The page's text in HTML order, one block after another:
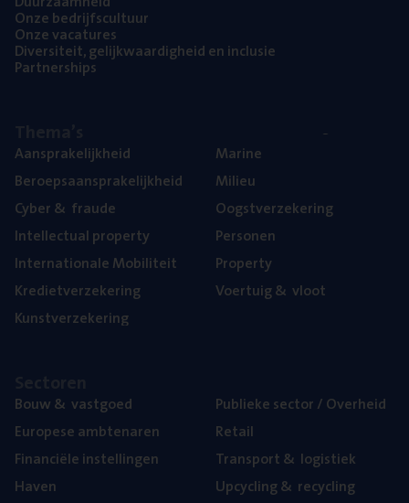
Onze bedrijfs­cul­tuur
Onze vaca­tu­res
Diver­si­teit, gelijk­waar­dig­heid en inclusie
Part­ner­ships
Aan­spra­ke­lijk­heid
Beroeps­aan­spra­ke­lijk­heid
Cyber& fraude
Intel­lec­tu­al property
Inter­na­ti­o­na­le Mobiliteit
Kre­diet­ver­ze­ke­ring
Kunst­ver­ze­ke­ring
Mari­ne
Mili­eu
Oogst­ver­ze­ke­ring
Per­so­nen
Pro­per­ty
Voer­tuig& vloot
Bouw& vastgoed
Euro­pe­se ambtenaren
Finan­ci­ë­le instellingen
Haven
Publie­ke sec­tor / Overheid
Retail
Trans­port& logistiek
Upcy­cling& recycling